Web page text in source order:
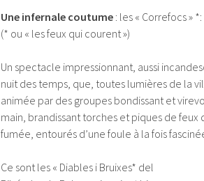
Une infernale coutume : les « Correfocs »
(* ou « les feux qui courent »)
Un spectacle impressionnant, aussi
nuit des temps, que, toutes lumières de la
animée par des groupes bondissant et
main, brandissant torches et piques de
fumée, entourés d’une foule à la fois
Ce sont les « Diables i Bruixes* del